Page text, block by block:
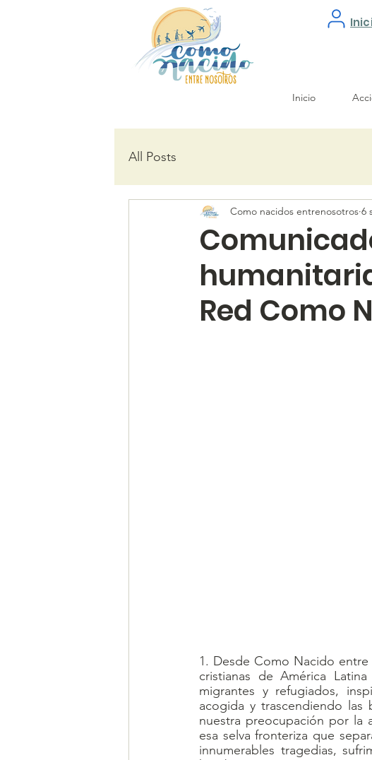
Inicio
All Posts
Red Como
Como nacidos entrenosotros 6
1. Desde Como Nacido
cristianas de América
migrantes y refugiados,
acogida y trascendiendo las
nuestra preocupación por la
esa selva fronteriza que
innumerables tragedias,